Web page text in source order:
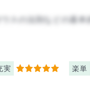
ウスの法則などの基本
実 5 楽単